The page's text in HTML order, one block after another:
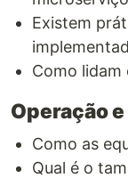
Existem
Como lidam
Operação
Como as
Qual é o